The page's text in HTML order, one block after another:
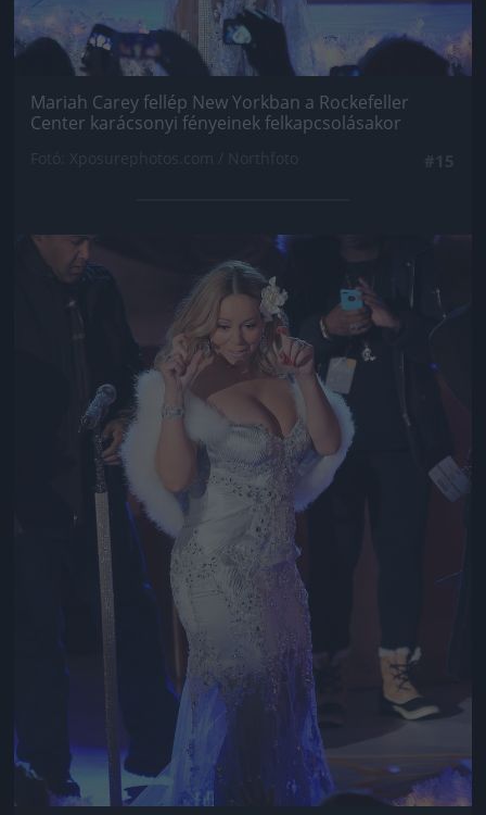
Mariah Carey fellép New Yorkban a Rockefeller
Center karácsonyi fényeinek felkapcsolásakor
Jön még kép!